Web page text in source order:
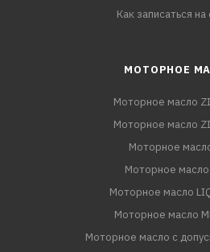
Как записаться на
МОТОРНОЕ
Моторное масло
Моторное масло
Моторное
Моторное масло
Моторное масло
Моторное масло
Моторное масло с